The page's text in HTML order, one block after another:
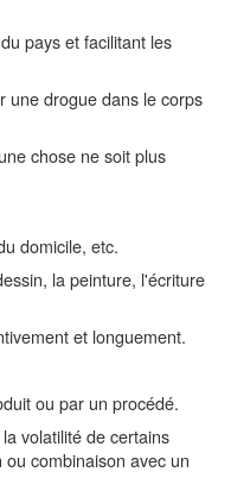
pays et facilitant les
une drogue dans le corps
chose ne soit plus
domicile, etc.
la peinture, l'écriture
et longuement.
ou par un procédé.
volatilité de certains
combinaison avec un